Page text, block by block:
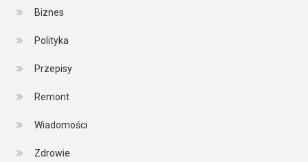
Biznes
Polityka
Przepisy
Remont
Wiadomości
Zdrowie